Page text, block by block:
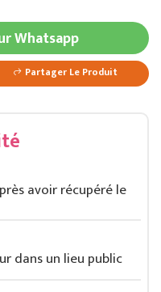
Whatsapp
Partager Le Produit
avoir récupéré le
dans un lieu public